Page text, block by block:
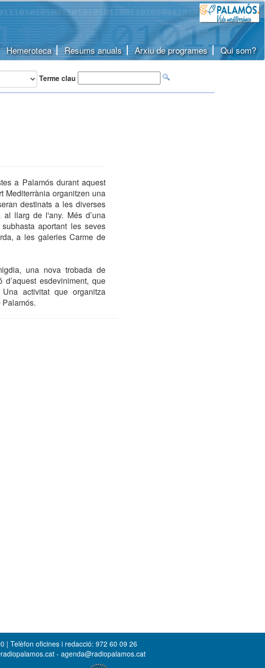
Hemeroteca Resums anuals Arxiu de programes Qui som?
Terme clau
a Palamós durant aquest
Mediterrània organitzen una
destinats a les diverses
llarg de l'any. Més d’una
aportant les seves
a les galeries Carme de
una nova trobada de
esdeviniment, que
activitat que organitza
Palamós.
| Telèfon oficines i redacció: 972 60 09 26
- agenda@radiopalamos.cat